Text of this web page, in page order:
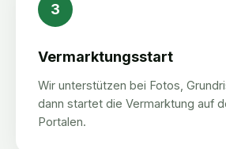
3
Vermarktungsstart
Wir unterstützen bei Fotos,
dann startet die Vermarktung auf
Portalen.